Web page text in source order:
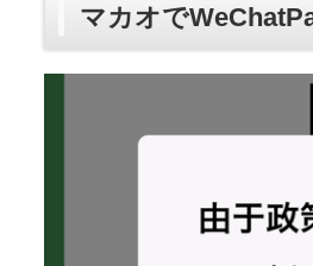
マカオで